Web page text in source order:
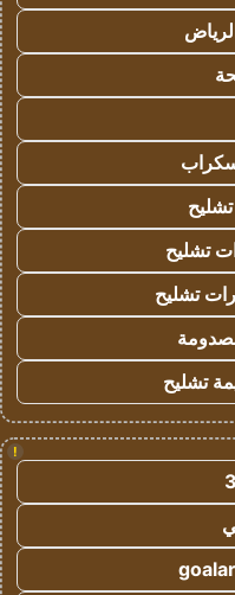
تشليح
تشليح
تشليح
!